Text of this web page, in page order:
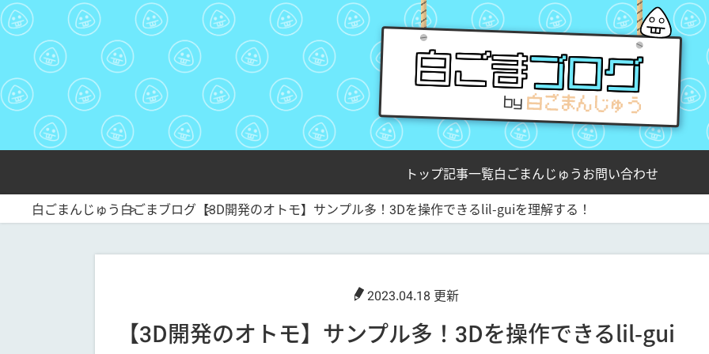
白ごまブログ
by
トップ記事一覧白ごまんじゅうお問い合わせ
白ごまんじゅう 白ごまブログ 【3D開発のオトモ】サンプル多！3Dを操作できるlil-guiを理解する！
【3D開発のオトモ】サンプル多！3Dを操作できるlil-gui
2023.04.18 更新